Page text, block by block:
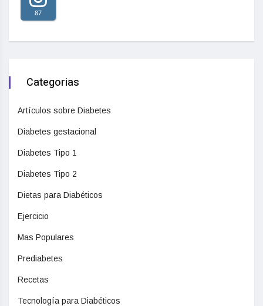
87
Categorias
Artículos sobre Diabetes
Diabetes gestacional
Diabetes Tipo 1
Diabetes Tipo 2
Dietas para Diabéticos
Ejercicio
Mas Populares
Prediabetes
Recetas
Tecnología para Diabéticos